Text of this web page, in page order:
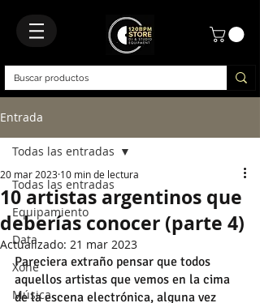
Entrada
Todas las entradas
Equipamiento
Data
Xone
Música
Todas las entradas
10 artistas argentinos que
deberías conocer (parte 4)
20 mar 2023 10 min de lectura
Actualizado: 21 mar 2023
Pareciera extraño pensar que todos
aquellos artistas que vemos en la cima
de la escena electrónica, alguna vez